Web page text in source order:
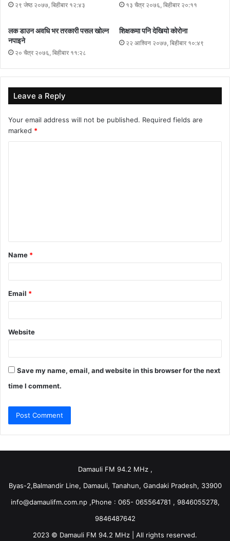
२९ जेष्ठ २०७७, बिहीबार १२:४३ १३ चैत्र २०७६, बिहीबार २०:११
लक डाउन अवधि भर तरकारी पसल खोल्न
नपाइने
२० चैत्र २०७६, बिहीबार ११:२८
शिक्षकमा पनि देखियो कोरोना
२२ आश्विन २०७७, बिहीबार १०:४९
Leave a Reply
Your email address will not be published. Required fields are
marked *
t
*
Name *
Email *
Website
Save my name, email, and website in this browser for the next
time I comment.
Damauli FM 94.2 MHz ,
Byas-2,Balmandir Line, Damauli, Tanahun, Gandaki Pradesh, 33900
info@damaulifm.com.np,Phone : 065- 065564781 , 9846055278,
9846487642
2023 © Damauli FM 94.2 MHz | All rights reserved.